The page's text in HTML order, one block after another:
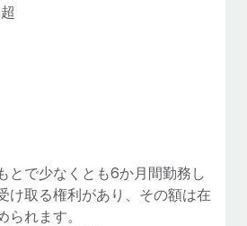
で、新しい統合、機能、改良点をリリー
るためです。このため、自社のビジネス
重要です。...
とで少なくとも6か月間勤務し
け取る権利があり、その額は在
れます。